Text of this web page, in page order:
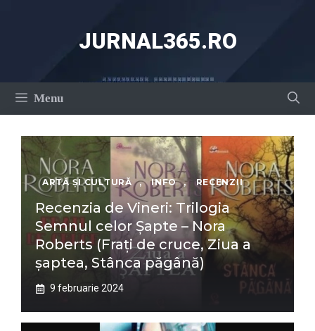
JURNAL365.RO
Menu
ARTĂ ȘI CULTURĂ , INFO , RECENZII
Recenzia de Vineri: Trilogia
Semnul celor Șapte – Nora
Roberts (Frați de cruce, Ziua a
șaptea, Stânca păgână)
9 februarie 2024